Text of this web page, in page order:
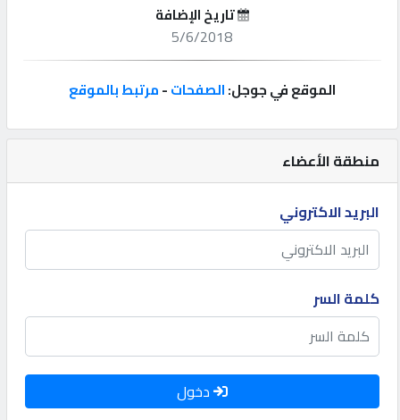
إتصل
إعلانات
المنتدى
كيو
مزاد
كيو
منطقة الأعضاء
البريد الاكتروني
كلمة السر
دخول
تاريخ الإضافة
5/6/2018
الموقع في جوجل:الصفحات-مرتبط بالموقع